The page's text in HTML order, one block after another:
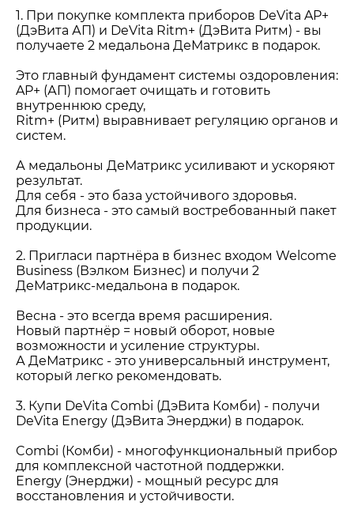
1. При покупке комплекта приборов DeVita AP+
(ДэВита АП) и DeVita Ritm+ (ДэВита Ритм) - вы
получаете 2 медальона ДеМатрикс в подарок.
Это главный фундамент системы оздоровления:
AP+ (АП) помогает очищать и готовить
внутреннюю среду,
Ritm+ (Ритм) выравнивает регуляцию органов и
систем.
А медальоны ДеМатрикс усиливают и ускоряют
результат.
Для себя - это база устойчивого здоровья.
Для бизнеса - это самый востребованный пакет
продукции.
2. Пригласи партнёра в бизнес входом Welcome
Business (Вэлком Бизнес) и получи 2
ДеМатрикс-медальона в подарок.
Весна - это всегда время расширения.
Новый партнёр = новый оборот, новые
возможности и усиление структуры.
А ДеМатрикс - это универсальный инструмент,
который легко рекомендовать.
3. Купи DeVita Combi (ДэВита Комби) - получи
DeVita Energy (ДэВита Энерджи) в подарок.
Combi (Комби) - многофункциональный прибор
для комплексной частотной поддержки.
Energy (Энерджи) - мощный ресурс для
восстановления и устойчивости.